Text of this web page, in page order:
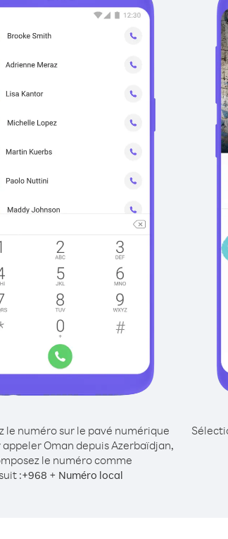
le numéro sur le pavé numérique
appeler Oman depuis Azerbaïdjan,
le numéro comme
suit :+968 + Numéro local